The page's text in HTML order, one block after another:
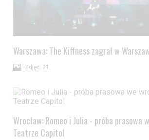
Warszawa: The Kiffness zagrał w
Zdjęć: 21
Wrocław: Romeo i Julia - próba prasowa
Teatrze Capitol